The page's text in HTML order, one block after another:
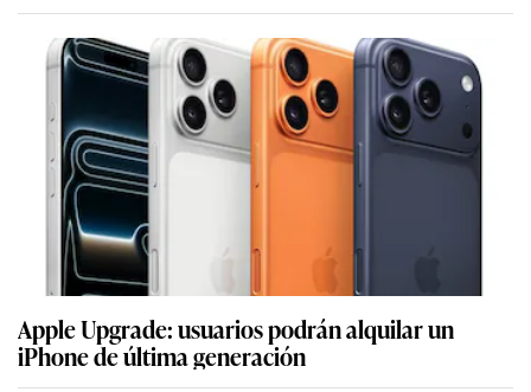
Apple Upgrade: usuarios podrán alquilar un
iPhone de última generación